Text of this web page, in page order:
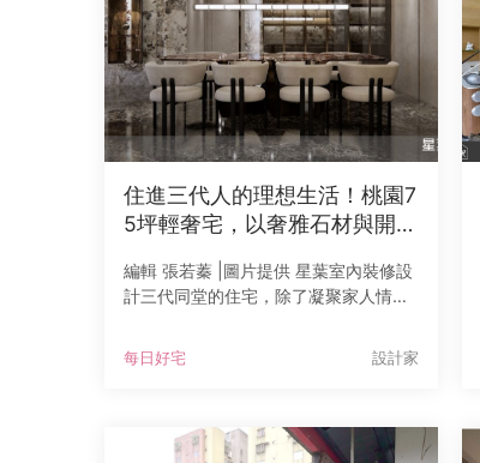
住進三代人的理想生活！桃園7
5坪輕奢宅，以奢雅石材與開放
常
編輯 張若蓁 |圖片提供 星葉室內裝修設
計三代同堂的住宅，除了凝聚家人情
星葉室內裝修設計以共享之中保有獨立
為理念規劃這個75坪的空間，從長輩房
每日好宅 設計家